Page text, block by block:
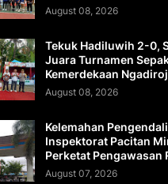
August 08, 2026
Tekuk Hadiluwih 2-0,
Juara Turnamen
Kemerdekaan
August 08, 2026
Kelemahan
Inspektorat Pacitan
Perketat Pengawasan
August 07, 2026